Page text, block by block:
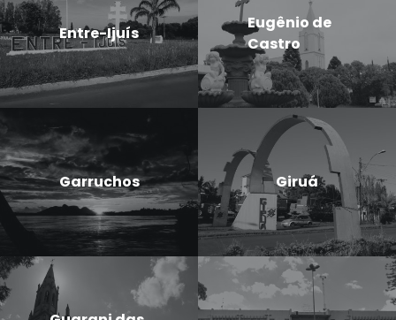
Entre-Ijuís
Eugênio de
Castro
Garruchos Giruá